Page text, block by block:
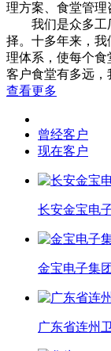
理方案、食堂管理
我们是众多工厂
择。十多年来，
理体系，使每个
客户食堂有多远
查看更多
曾经客户
现在客户
长安金宝电
金宝电子集团
广东省连州